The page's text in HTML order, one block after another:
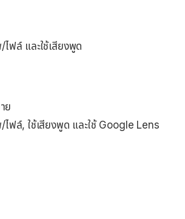
ฟล์ และใช้เสียงพูด
ย
ฟล์, ใช้เสียงพูด และใช้ Google Lens